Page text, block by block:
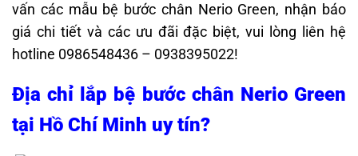
vấn các mẫu bệ bước chân Nerio Green, nhận báo
giá chi tiết và các ưu đãi đặc biệt, vui lòng liên hệ
hotline 0986548436 – 0938395022!
Địa chỉ lắp bệ bước chân Nerio Green
tại Hồ Chí Minh uy tín?